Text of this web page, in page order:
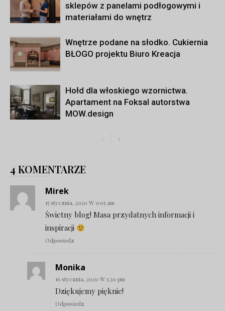
sklepów z panelami podłogowymi i
materiałami do wnętrz
Wnętrze podane na słodko. Cukiernia
BŁOGO projektu Biuro Kreacja
Hołd dla włoskiego wzornictwa.
Apartament na Foksal autorstwa
MOW.design
4 KOMENTARZE
Mirek
15 stycznia, 2020 W 9:05 am
Świetny blog! Masa przydatnych informacji i
inspiracji
Odpowiedz
Monika
16 stycznia, 2020 W 1:20 pm
Dziękujemy pięknie!
Odpowiedz